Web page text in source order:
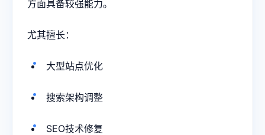
方面具备较强能力。
尤其擅长：
大型站点优化
搜索架构调整
SEO技术修复